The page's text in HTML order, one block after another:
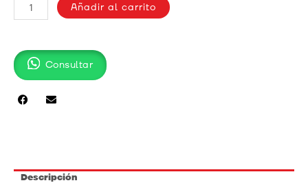
KA-
cantidad
Añadir al carrito
Consultar
Descripción